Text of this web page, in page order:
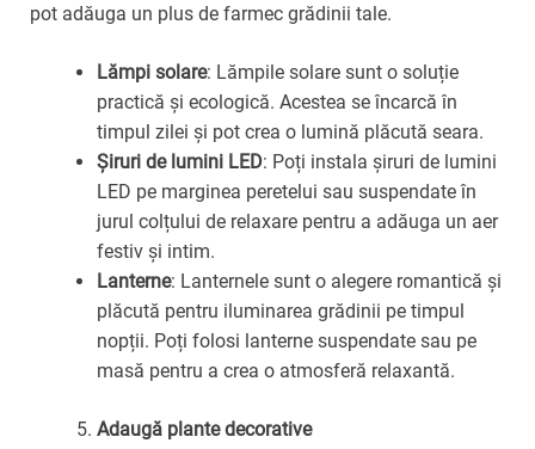
pot adăuga un plus de farmec grădinii tale.
Lămpi solare: Lămpile solare sunt o soluție
practică și ecologică. Acestea se încarcă în
timpul zilei și pot crea o lumină plăcută seara.
Șiruri de lumini LED: Poți instala șiruri de lumini
LED pe marginea peretelui sau suspendate în
jurul colțului de relaxare pentru a adăuga un aer
festiv și intim.
Lanterne: Lanternele sunt o alegere romantică și
plăcută pentru iluminarea grădinii pe timpul
nopții. Poți folosi lanterne suspendate sau pe
masă pentru a crea o atmosferă relaxantă.
Adaugă plante decorative